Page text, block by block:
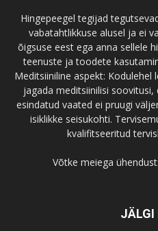
Hingepeegel tegijad
vabatahtlikkuse alusel ja ei
õigsuse eest ega anna sellele
teenuste ja toodete
Meditsiiniline aspekt:
jagada meditsiinilisi
esindatud vaated ei pruugi
isiklikke seisukohti.
kvalifitseeritud
Võtke meiega ühendust:
JÄLGI